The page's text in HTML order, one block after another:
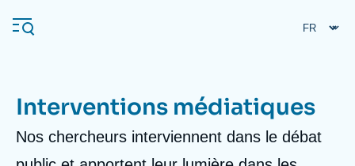
au
contenu
Navigation
Body
Interventions médiatiques
Nos chercheurs interviennent dans le débat